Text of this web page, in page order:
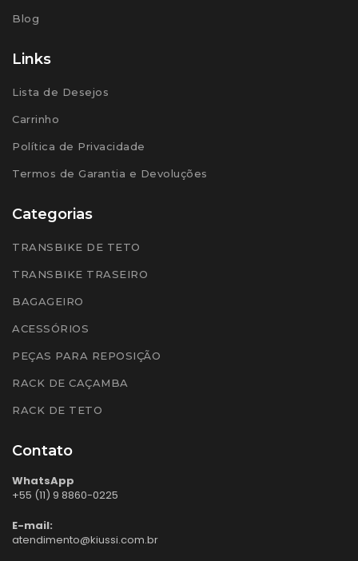
Blog
Links
Lista de Desejos
Carrinho
Política de Privacidade
Termos de Garantia e Devoluções
Categorias
TRANSBIKE DE TETO
TRANSBIKE TRASEIRO
BAGAGEIRO
ACESSÓRIOS
PEÇAS PARA REPOSIÇÃO
RACK DE CAÇAMBA
RACK DE TETO
Contato
WhatsApp
+55 (11) 9 8860-0225
E-mail:
atendimento@kiussi.com.br